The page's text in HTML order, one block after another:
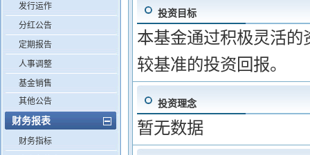
发行运作
分红公告
定期报告
人事调整
基金销售
其他公告
财务报表
财务指标
投资目标
本基金通过积极灵活
较基准的投资回报。
投资理念
暂无数据